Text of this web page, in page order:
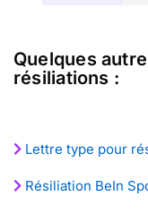
Quelques
résiliations :
Lettre type pour
Résiliation BeIn